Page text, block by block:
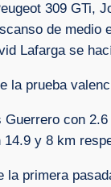
309 GTi,
de
Lafarga se
la prueba
Guerrero con
y 8 km
la primera